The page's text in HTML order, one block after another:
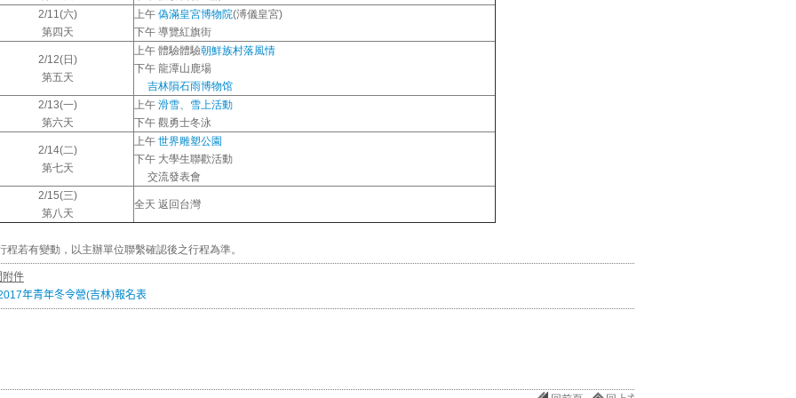
2/11(六)
第四天
上午 偽滿皇宮博物院(溥儀皇宮)
下午 導覽紅旗街
2/12(日)
第五天
上午 體驗體驗朝鮮族村落風情
下午 龍潭山鹿場
吉林隕石雨博物馆
2/13(一)
第六天
上午 滑雪、雪上活動
下午 觀勇士冬泳
2/14(二)
第七天
上午 世界雕塑公園
下午 大學生聯歡活動
交流發表會
2/15(三)
第八天
全天 返回台灣
程若有變動，以主辦單位聯繫確認後之行程為準。
附件
年青年冬令營(吉林)報名表